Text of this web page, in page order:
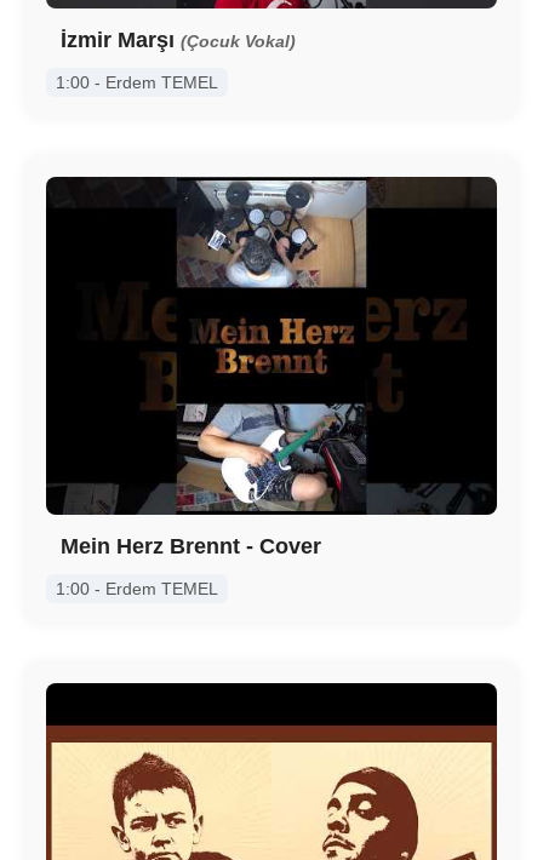
İzmir Marşı (Çocuk Vokal)
1:00 - Erdem TEMEL
Mein Herz Brennt - Cover
1:00 - Erdem TEMEL